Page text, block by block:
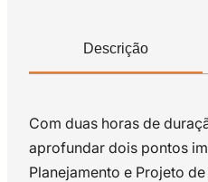
Descrição
Com duas horas de
aprofundar dois pontos
Planejamento e Projeto